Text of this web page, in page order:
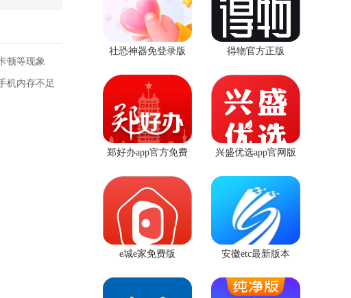
顿等现象
机内存不足
社恐神器免登录版 得物官方正版
郑好办app官方免费
兴盛优选app官网版
e城e家免费版 安徽etc最新版本